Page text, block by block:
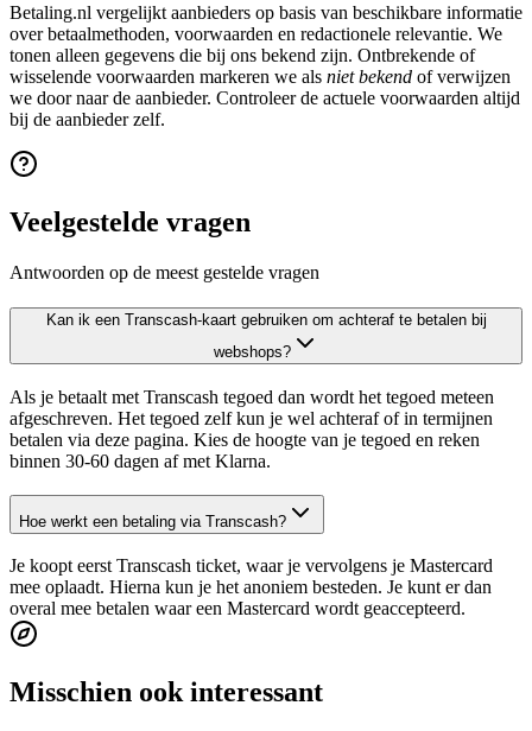
Betaling.nl vergelijkt aanbieders op basis van beschikbare informatie
over betaalmethoden, voorwaarden en redactionele relevantie. We
tonen alleen gegevens die bij ons bekend zijn. Ontbrekende of
wisselende voorwaarden markeren we als niet bekend of verwijzen
we door naar de aanbieder. Controleer de actuele voorwaarden altijd
bij de aanbieder zelf.
Veelgestelde vragen
Antwoorden op de meest gestelde vragen
Kan ik een Transcash-kaart gebruiken om achteraf te betalen bij
webshops?
Als je betaalt met Transcash tegoed dan wordt het tegoed meteen
afgeschreven. Het tegoed zelf kun je wel achteraf of in termijnen
betalen via deze pagina. Kies de hoogte van je tegoed en reken
binnen 30-60 dagen af met Klarna.
Hoe werkt een betaling via Transcash?
Je koopt eerst Transcash ticket, waar je vervolgens je Mastercard
mee oplaadt. Hierna kun je het anoniem besteden. Je kunt er dan
overal mee betalen waar een Mastercard wordt geaccepteerd.
Misschien ook interessant